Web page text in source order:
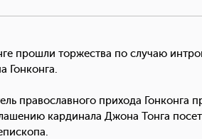
прошли торжества по случаю
Гонконга.
православного прихода Гонконга
кардинала Джона Тонга